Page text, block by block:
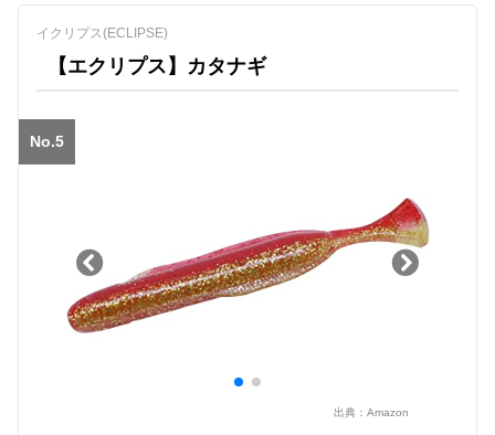
イクリプス(ECLIPSE)
【エクリプス】カタナギ
No.5
出典： Amazon